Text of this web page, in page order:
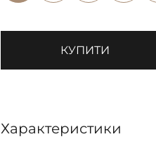
КУПИТИ
Характеристики